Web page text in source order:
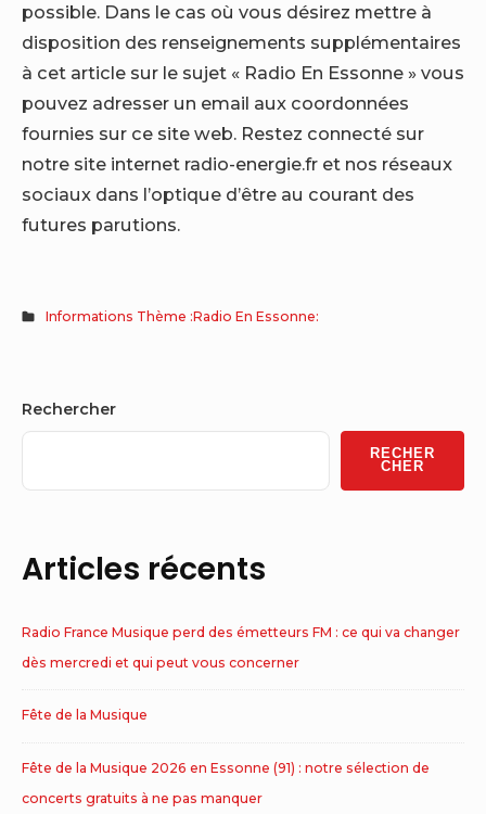
possible. Dans le cas où vous désirez mettre à
disposition des renseignements supplémentaires
à cet article sur le sujet « Radio En Essonne » vous
pouvez adresser un email aux coordonnées
fournies sur ce site web. Restez connecté sur
notre site internet radio-energie.fr et nos réseaux
sociaux dans l’optique d’être au courant des
futures parutions.
Informations Thème :Radio En Essonne:
Sidebar
Widget
Area
Rechercher
RECHER
CHER
Articles récents
Radio France Musique perd des émetteurs FM : ce qui va changer
dès mercredi et qui peut vous concerner
Fête de la Musique
Fête de la Musique 2026 en Essonne (91) : notre sélection de
concerts gratuits à ne pas manquer